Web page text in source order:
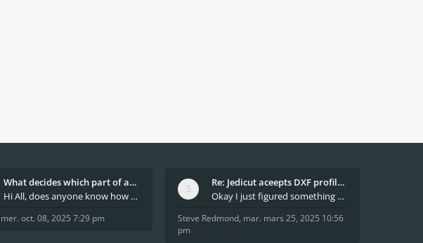
What decides which part of an airfoil is the extra
Hi All, does anyone know how Jedicut decides which
mer. oct. 08, 2025 7:29 pm
Re: Jedicut aceepts DXF profile, but It won't cut
Okay I just figured something out. The profile p
Steve Redmond, mar. mars 25, 2025 10:56
pm